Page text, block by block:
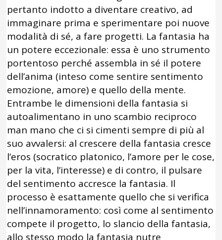
pertanto indotto a diventare creativo, ad
immaginare prima e sperimentare poi nuove
modalità di sé, a fare progetti. La fantasia ha
un potere eccezionale: essa è uno strumento
portentoso perché assembla in sé il potere
dell’anima (inteso come sentire sentimento
emozione, amore) e quello della mente.
Entrambe le dimensioni della fantasia si
autoalimentano in uno scambio reciproco
man mano che ci si cimenti sempre di più al
suo avvalersi: al crescere della fantasia cresce
l’eros (socratico platonico, l’amore per le cose,
per la vita, l’interesse) e di contro, il pulsare
del sentimento accresce la fantasia. Il
processo è esattamente quello che si verifica
nell’innamoramento: così come al sentimento
compete il progetto, lo slancio della fantasia,
allo stesso modo la fantasia nutre